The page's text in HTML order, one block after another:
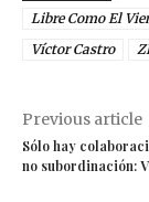
Libre Como El
Víctor Castro
Previous article
Sólo hay
no subordinación: